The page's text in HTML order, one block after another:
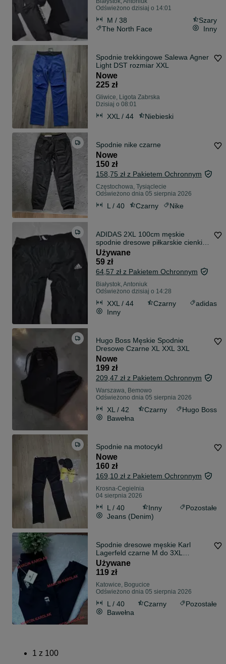
Odświeżono dzisiaj o 14:01
M / 38
Szary
The North Face
Inny
Spodnie trekkingowe Salewa Agner
Light DST rozmiar XXL
Nowe
225 zł
Gliwice, Ligota Zabrska
Dzisiaj o 08:01
XXL / 44 Niebieski
Spodnie nike czarne
Nowe
150 zł
158,75 zł z Pakietem Ochronnym
Częstochowa, Tysiąclecie
Odświeżono dnia 05 sierpnia 2026
L / 40 Czarny Nike
ADIDAS 2XL 100cm męskie
spodnie dresowe piłkarskie cienkie
AeroReady s11v xxl
Używane
59 zł
64,57 zł z Pakietem Ochronnym
Białystok, Antoniuk
Odświeżono dzisiaj o 14:28
XXL / 44 Czarny
adidas
Inny
Hugo Boss Męskie Spodnie
Dresowe Czarne XL XXL 3XL
Nowe
199 zł
209,47 zł z Pakietem Ochronnym
Warszawa, Bemowo
Odświeżono dnia 05 sierpnia 2026
XL / 42 Czarny
Hugo Boss
Bawełna
Spodnie na motocykl
Nowe
160 zł
169,10 zł z Pakietem Ochronnym
Krosna-Cegielnia
04 sierpnia 2026
L / 40 Inny
Pozostałe
Jeans (Denim)
Spodnie dresowe męskie Karl
Lagerfeld czarne M do 3XL
pobranie 24H
Używane
119 zł
Katowice, Bogucice
Odświeżono dnia 05 sierpnia 2026
L / 40 Czarny
Pozostałe
Bawełna
1 z 100